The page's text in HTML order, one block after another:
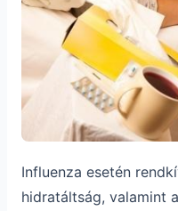
Influenza esetén
hidratáltság, valamint